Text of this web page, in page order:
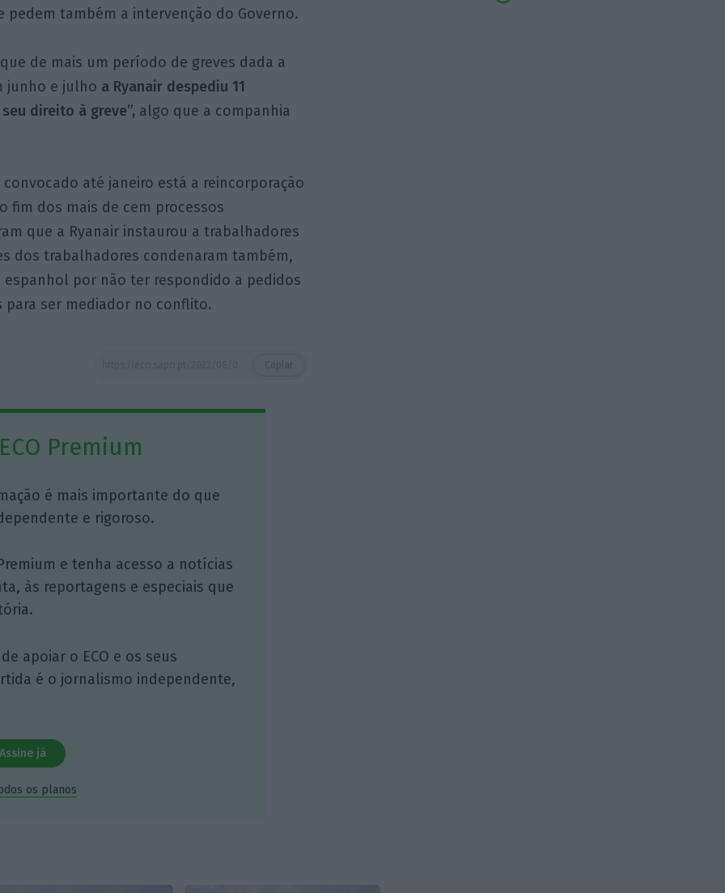
também a intervenção do Governo.
de mais um período de greves dada a
junho e julho a Ryanair despediu 11
direito à greve”, algo que a companhia
até janeiro está a reincorporação
fim dos mais de cem processos
que a Ryanair instaurou a trabalhadores
dos trabalhadores condenaram também,
espanhol por não ter respondido a pedidos
para ser mediador no conflito.
Premium
é mais importante do que
e rigoroso.
e tenha acesso a notícias
às reportagens e especiais que
apoiar o ECO e os seus
é o jornalismo independente,
Assine já
os planos